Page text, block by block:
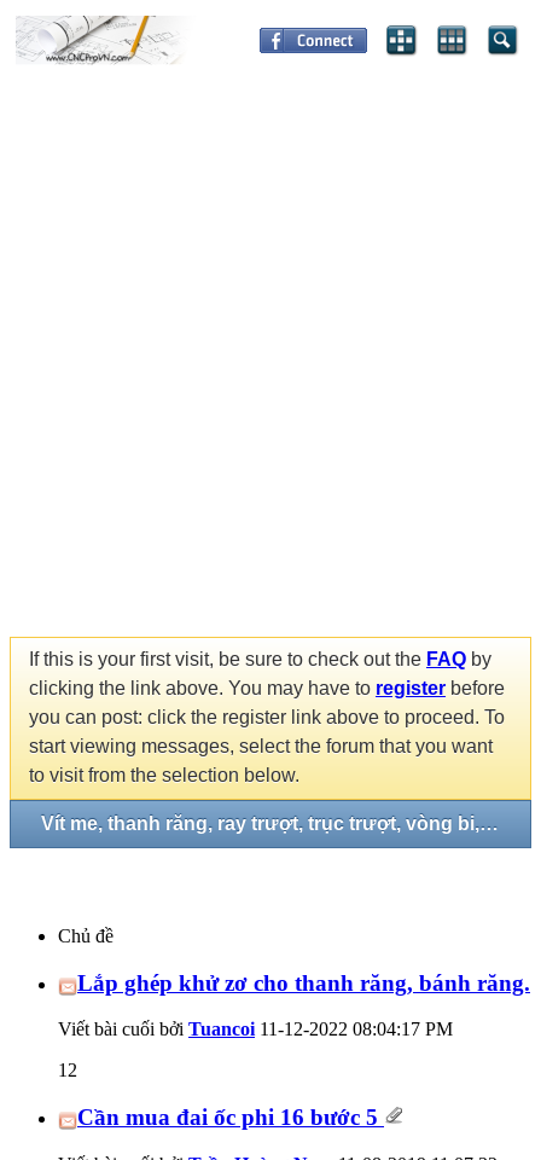
If this is your first visit, be sure to check out the FAQ by
clicking the link above. You may have to register before
you can post: click the register link above to proceed. To
start viewing messages, select the forum that you want
to visit from the selection below.
Vít me, thanh răng, ray trượt, trục trượt, vòng bi, gối đở...
Chủ đề
Lắp ghép khử zơ cho thanh răng, bánh răng.
Viết bài cuối bởi Tuancoi 11-12-2022 08:04:17 PM
12
Cần mua đai ốc phi 16 bước 5